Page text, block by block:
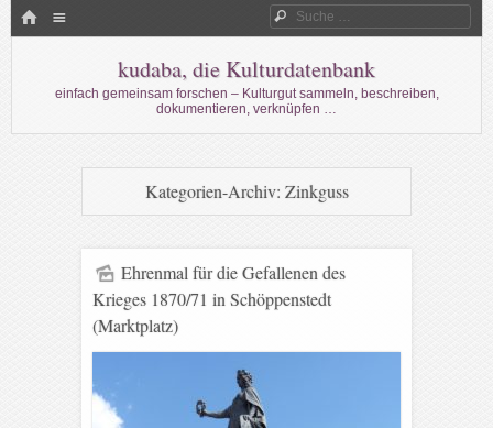
HOME Suche
kudaba, die Kulturdatenbank
einfach gemeinsam forschen – Kulturgut sammeln, beschreiben,
dokumentieren, verknüpfen …
Kategorien-Archiv: Zinkguss
Ehrenmal für die Gefallenen des
Krieges 1870/71 in Schöppenstedt
(Marktplatz)